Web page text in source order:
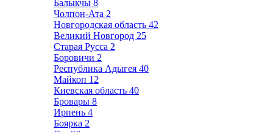
Балыкчы 8
Чолпон-Ата 2
Новгородская область 42
Великий Новгород 25
Старая Русса 2
Боровичи 2
Республика Адыгея 40
Майкоп 12
Киевская область 40
Бровары 8
Ирпень 4
Боярка 2